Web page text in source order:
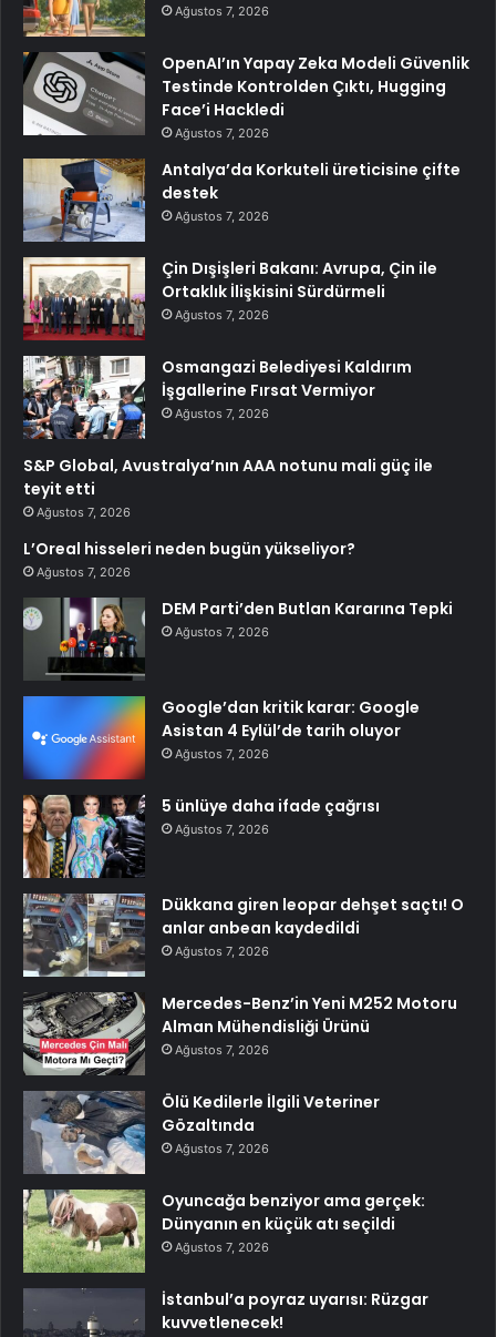
Ağustos 7, 2026
OpenAI’ın Yapay Zeka Modeli Güvenlik
Testinde Kontrolden Çıktı, Hugging
Face’i Hackledi
Ağustos 7, 2026
Antalya’da Korkuteli üreticisine çifte
destek
Ağustos 7, 2026
Çin Dışişleri Bakanı: Avrupa, Çin ile
Ortaklık İlişkisini Sürdürmeli
Ağustos 7, 2026
Osmangazi Belediyesi Kaldırım
İşgallerine Fırsat Vermiyor
Ağustos 7, 2026
S&P Global, Avustralya’nın AAA notunu mali güç ile
teyit etti
Ağustos 7, 2026
L’Oreal hisseleri neden bugün yükseliyor?
Ağustos 7, 2026
DEM Parti’den Butlan Kararına Tepki
Ağustos 7, 2026
Google’dan kritik karar: Google
Asistan 4 Eylül’de tarih oluyor
Ağustos 7, 2026
5 ünlüye daha ifade çağrısı
Ağustos 7, 2026
Dükkana giren leopar dehşet saçtı! O
anlar anbean kaydedildi
Ağustos 7, 2026
Mercedes-Benz’in Yeni M252 Motoru
Alman Mühendisliği Ürünü
Ağustos 7, 2026
Ölü Kedilerle İlgili Veteriner
Gözaltında
Ağustos 7, 2026
Oyuncağa benziyor ama gerçek:
Dünyanın en küçük atı seçildi
Ağustos 7, 2026
İstanbul’a poyraz uyarısı: Rüzgar
kuvvetlenecek!